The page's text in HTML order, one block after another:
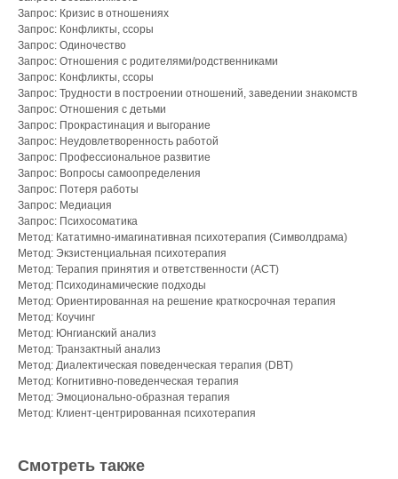
Запрос: Кризис в отношениях
Запрос: Конфликты, ссоры
Запрос: Одиночество
Запрос: Отношения с родителями/родственниками
Запрос: Конфликты, ссоры
Запрос: Трудности в построении отношений, заведении знакомств
Запрос: Отношения с детьми
Запрос: Прокрастинация и выгорание
Запрос: Неудовлетворенность работой
Запрос: Профессиональное развитие
Запрос: Вопросы самоопределения
Запрос: Потеря работы
Запрос: Медиация
Запрос: Психосоматика
Метод: Кататимно-имагинативная психотерапия (Символдрама)
Метод: Экзистенциальная психотерапия
Метод: Терапия принятия и ответственности (ACT)
Метод: Психодинамические подходы
Метод: Ориентированная на решение краткосрочная терапия
Метод: Коучинг
Метод: Юнгианский анализ
Метод: Транзактный анализ
Метод: Диалектическая поведенческая терапия (DBT)
Метод: Когнитивно-поведенческая терапия
Метод: Эмоционально-образная терапия
Метод: Клиент-центрированная психотерапия
Смотреть также